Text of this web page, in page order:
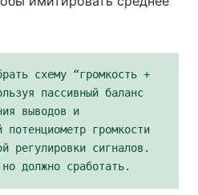
схему “громкость +
пассивный баланс
выводов и
потенциометр громкости
регулировки сигналов.
должно сработать.